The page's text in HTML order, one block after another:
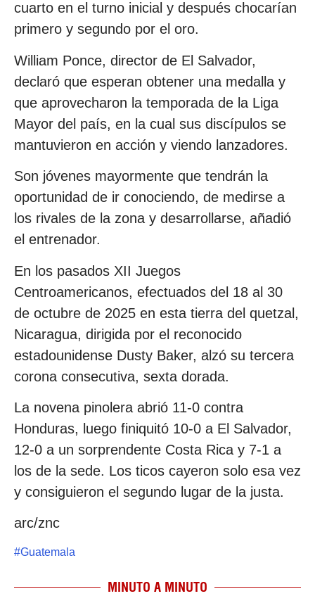
cuarto en el turno inicial y después chocarían
primero y segundo por el oro.
William Ponce, director de El Salvador,
declaró que esperan obtener una medalla y
que aprovecharon la temporada de la Liga
Mayor del país, en la cual sus discípulos se
mantuvieron en acción y viendo lanzadores.
Son jóvenes mayormente que tendrán la
oportunidad de ir conociendo, de medirse a
los rivales de la zona y desarrollarse, añadió
el entrenador.
En los pasados XII Juegos
Centroamericanos, efectuados del 18 al 30
de octubre de 2025 en esta tierra del quetzal,
Nicaragua, dirigida por el reconocido
estadounidense Dusty Baker, alzó su tercera
corona consecutiva, sexta dorada.
La novena pinolera abrió 11-0 contra
Honduras, luego finiquitó 10-0 a El Salvador,
12-0 a un sorprendente Costa Rica y 7-1 a
los de la sede. Los ticos cayeron solo esa vez
y consiguieron el segundo lugar de la justa.
arc/znc
#Guatemala
MINUTO A MINUTO